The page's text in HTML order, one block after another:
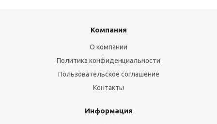
Компания
О компании
Политика конфиденциальности
Пользовательское соглашение
Контакты
Информация